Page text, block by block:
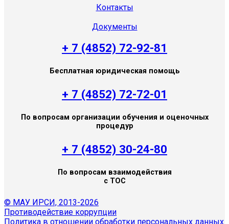
Контакты
Документы
+ 7 (4852) 72-92-81
Бесплатная юридическая помощь
+ 7 (4852) 72-72-01
По вопросам организации обучения и оценочных
процедур
+ 7 (4852) 30-24-80
По вопросам взаимодействия
с ТОС
© МАУ ИРСИ, 2013-2026
Противодействие коррупции
Политика в отношении обработки персональных данных